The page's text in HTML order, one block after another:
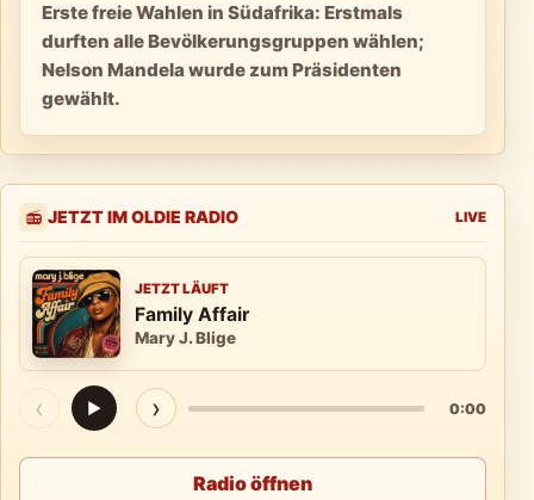
Erste freie Wahlen in Südafrika: Erstmals
durften alle Bevölkerungsgruppen wählen;
Nelson Mandela wurde zum Präsidenten
gewählt.
📻 JETZT IM OLDIE RADIO LIVE
JETZT LÄUFT
Family Affair
Mary J. Blige
‹ ▶ › 0:00
Radio öffnen